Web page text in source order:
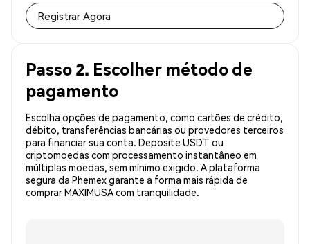
Registrar Agora
Passo 2. Escolher método de
pagamento
Escolha opções de pagamento, como cartões de crédito,
débito, transferências bancárias ou provedores terceiros
para financiar sua conta. Deposite USDT ou
criptomoedas com processamento instantâneo em
múltiplas moedas, sem mínimo exigido. A plataforma
segura da Phemex garante a forma mais rápida de
comprar MAXIMUSA com tranquilidade.